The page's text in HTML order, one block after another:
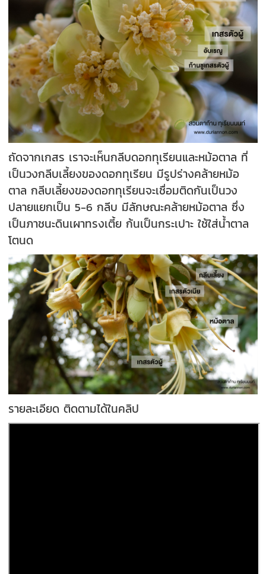
ถัดจากเกสร เราจะเห็นกลีบดอกทุเรียนและหม้อตาล ที่
เป็นวงกลีบเลี้ยงของดอกทุเรียน มีรูปร่างคล้ายหม้อ
ตาล กลีบเลี้ยงของดอกทุเรียนจะเชื่อมติดกันเป็นวง
ปลายแยกเป็น 5-6 กลีบ มีลักษณะคล้ายหม้อตาล ซึ่ง
เป็นภาชนะดินเผาทรงเตี้ย ก้นเป็นกระเปาะ ใช้ใส่น้ำตาล
โตนด
รายละเอียด ติดตามได้ในคลิป